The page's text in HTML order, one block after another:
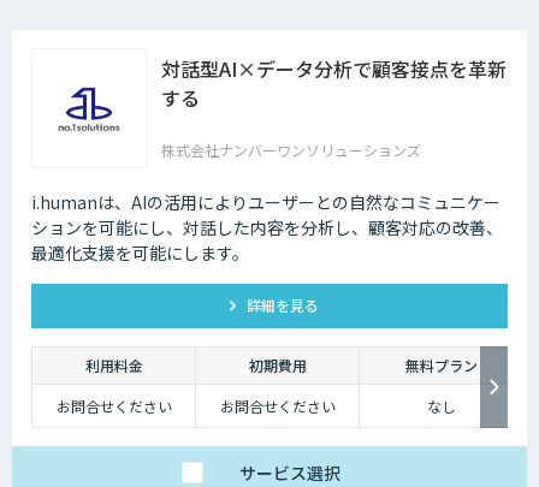
対話型AI×データ分析で顧客接点を革新
する
株式会社ナンバーワンソリューションズ
i.humanは、AIの活用によりユーザーとの自然なコミュニケー
ションを可能にし、対話した内容を分析し、顧客対応の改善、
最適化支援を可能にします。
詳細を見る
利用料金 初期費用
無料プラン
お問合せください
お問合せください なし
サービス選択